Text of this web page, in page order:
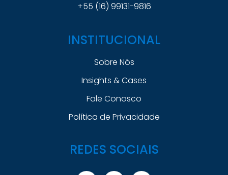
+55 (16) 99131-9816
INSTITUCIONAL
Sobre Nós
Insights & Cases
Fale Conosco
Política de Privacidade
REDES SOCIAIS